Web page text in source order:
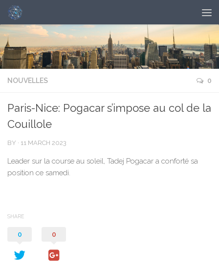
NOUVELLES 0
Paris-Nice: Pogacar s’impose au col de la
Couillole
BY · 11 MARCH 2023
Leader sur la course au soleil, Tadej Pogacar a conforté sa
position ce samedi.
SHARE
0 0